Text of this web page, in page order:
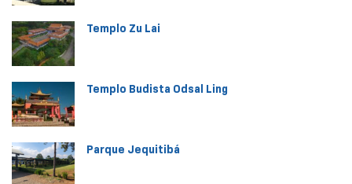
Templo Zu Lai
Templo Budista Odsal Ling
Parque Jequitibá